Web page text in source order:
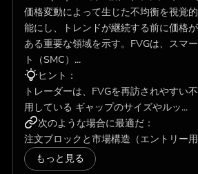
価格変動によって生じた不均衡を視覚
能にし、トレンドが継続する前に価格
ある重要な領域を示す。FVGは、スマ
ト（SMC）...
ヒント：
トレーダーは、FVGを再訪されやすい
用している ギャップのサイズやルッ...
次のような場合に最適だ：
注文ブロックと市場構造（エントリー用
もっと見る